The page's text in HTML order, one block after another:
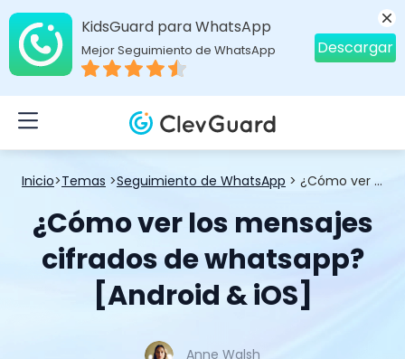
Inicio>Temas >Seguimiento de WhatsApp > ¿Cómo ver los mensajes cifrados de whatsapp? [Android & iOS]
¿Cómo ver los mensajes
cifrados de whatsapp?
[Android & iOS]
Anne Walsh
KidsGuard para WhatsApp
Mejor Seguimiento de WhatsApp Descargar